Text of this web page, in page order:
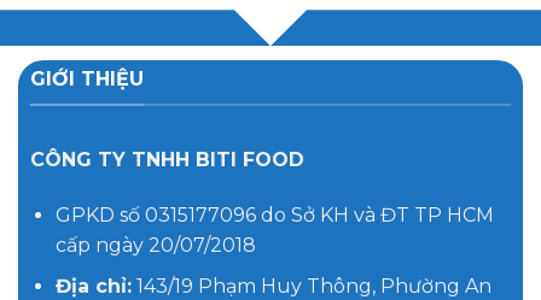
GIỚI THIỆU
CÔNG TY TNHH BITI FOOD
GPKD số 0315177096 do Sở KH và ĐT TP HCM
cấp ngày 20/07/2018
Địa chỉ:143/19 Phạm Huy Thông, Phường An